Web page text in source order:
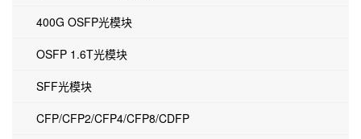
400G OSFP光模块
OSFP 1.6T光模块
SFF光模块
CFP/CFP2/CFP4/CFP8/CDFP